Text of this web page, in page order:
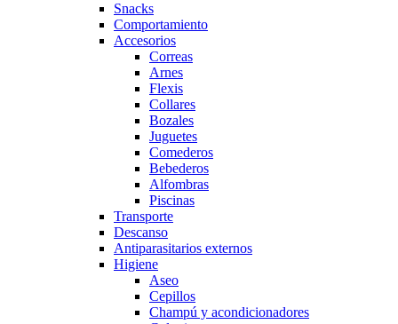
Snacks
Comportamiento
Accesorios
Correas
Arnes
Flexis
Collares
Bozales
Juguetes
Comederos
Bebederos
Alfombras
Piscinas
Transporte
Descanso
Antiparasitarios externos
Higiene
Aseo
Cepillos
Champú y acondicionadores